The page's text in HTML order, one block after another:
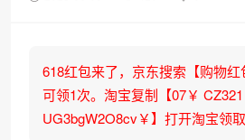
618红包来了，京东搜索【购物
可领1次。淘宝复制【07￥ CZ321
UG3bgW2O8cv￥】打开淘宝领